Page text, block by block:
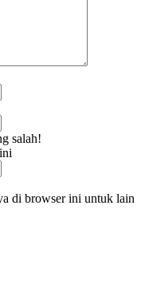
salah!
di browser ini untuk lain